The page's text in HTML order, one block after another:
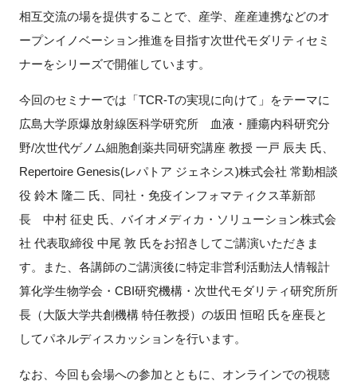
相互交流の場を提供することで、産学、産産連携などのオ
ープンイノベーション推進を目指す次世代モダリティセミ
ナーをシリーズで開催しています。
今回のセミナーでは「TCR-Tの実現に向けて」をテーマに
広島大学原爆放射線医科学研究所 血液・腫瘍内科研究分
野/次世代ゲノム細胞創薬共同研究講座 教授 一戸 辰夫 氏、
Repertoire Genesis(レパトア ジェネシス)株式会社 常勤相談
役 鈴木 隆二 氏、同社・免疫インフォマティクス革新部
長 中村 征史 氏、バイオメディカ・ソリューション株式会
社 代表取締役 中尾 敦 氏をお招きしてご講演いただきま
す。また、各講師のご講演後に特定非営利活動法人情報計
算化学生物学会・ CBI研究機構・次世代モダリティ研究所所
長（大阪大学共創機構 特任教授）の坂田 恒昭 氏を座長と
してパネルディスカッションを行います。
なお、今回も会場への参加とともに、オンラインでの視聴